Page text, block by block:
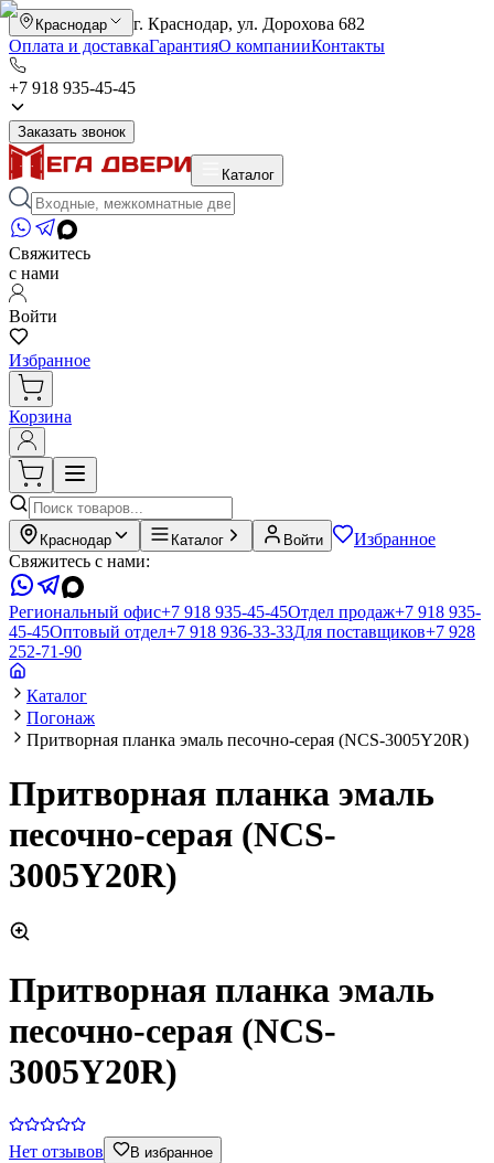
Краснодар
г. Краснодар, ул. Дорохова 682
Оплата и доставкаГарантияО компанииКонтакты
+7 918 935-45-45
Заказать звонок
Каталог
Свяжитесь
с нами
Войти
Избранное
Корзина
Краснодар Каталог Войти
Избранное
Свяжитесь с нами:
Региональный офис+7 918 935-45-45Отдел продаж+7 918 935-
45-45Оптовый отдел+7 918 936-33-33Для поставщиков+7 928
252-71-90
Каталог
Погонаж
Притворная планка эмаль песочно-серая (NCS-3005Y20R)
Притворная планка эмаль
песочно-серая (NCS-
3005Y20R)
Притворная планка эмаль
песочно-серая (NCS-
3005Y20R)
Нет отзывов В избранное